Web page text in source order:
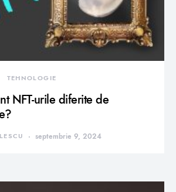
TEHNOLOGIE
NFT-urile diferite de
septembrie 9, 2024